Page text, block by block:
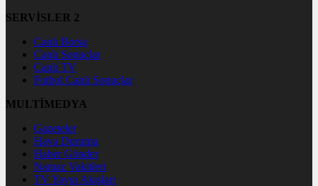
SERVİSLER 2
Canlı Borsa
Canlı Sonuçlar
Canlı TV
Futbol Canlı Sonuçlar
MULTİMEDYA
Gazeteler
Hava Durumu
Haber Gönder
Namaz Vakitleri
TV Yayın Akışları